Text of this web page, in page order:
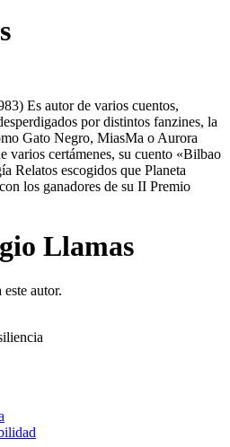
Es autor de varios cuentos,
por distintos fanzines, la
Gato Negro, MiasMa o Aurora
varios certámenes, su cuento «Bilbao
Relatos escogidos que Planeta
los ganadores de su II Premio
Llamas
autor.